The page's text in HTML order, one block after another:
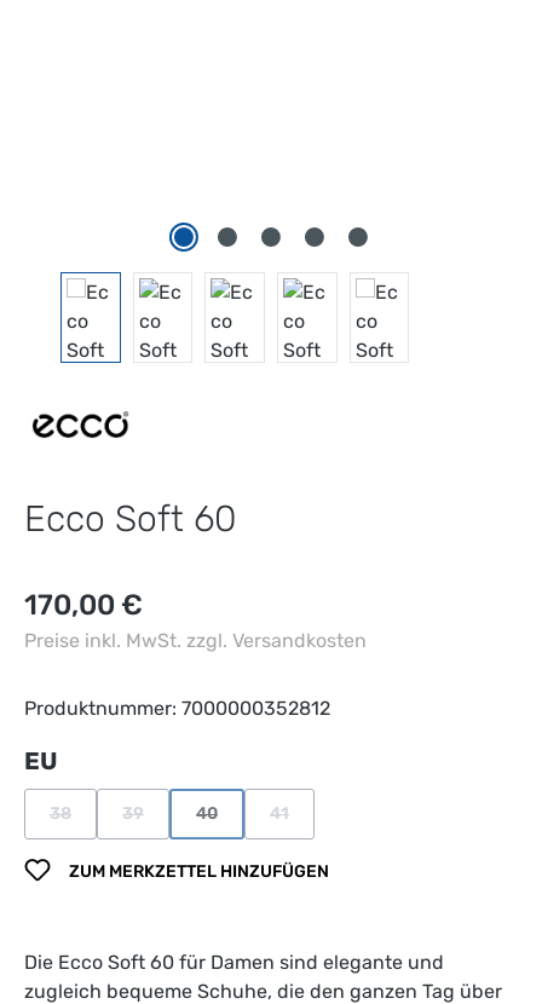
Ecco Soft 60
Regulärer Preis:
170,00 €
Preise inkl. MwSt. zzgl. Versandkosten
Produktnummer: 7000000352812
EU
38 39 40 41
ZUM MERKZETTEL HINZUFÜGEN
Die Ecco Soft 60 für Damen sind elegante und
zugleich bequeme Schuhe, die den ganzen Tag über